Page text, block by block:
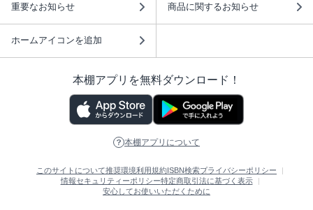
重要なお知らせ 商品に関するお知らせ
ホームアイコンを追加
本棚アプリを無料ダウンロード！
本棚アプリについて
このサイトについて推奨環境利用規約ISBN検索プライバシーポリシー
情報セキュリティーポリシー特定商取引法に基づく表示
安心してお使いいただくために